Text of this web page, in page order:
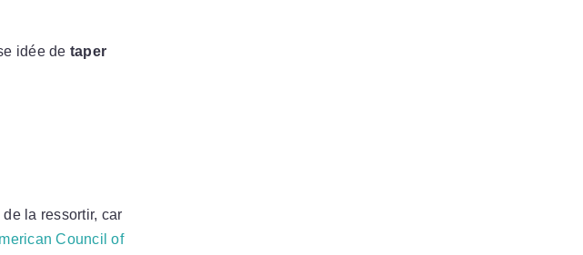
idée de taper
la ressortir, car
Council of